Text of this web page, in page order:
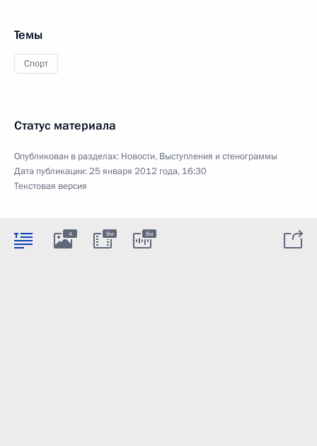
Темы
Спорт
Статус материала
Опубликован в разделах: Новости, Выступления и стенограммы
Дата публикации:25 января 2012 года, 16:30
Текстовая версия
4 8м 8м